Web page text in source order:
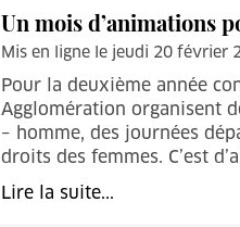
Un mois d’animations
Mis en ligne le jeudi 20 février
Pour la deuxième année
Agglomération organisent
– homme, des journées
droits des femmes. C’est
Lire la suite...